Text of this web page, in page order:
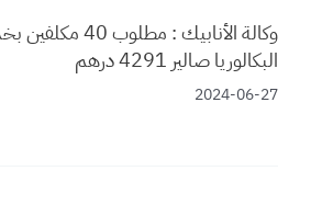
وكالة الأنابيك :
البكالوريا صالير 4291 درهم
2024-06-27